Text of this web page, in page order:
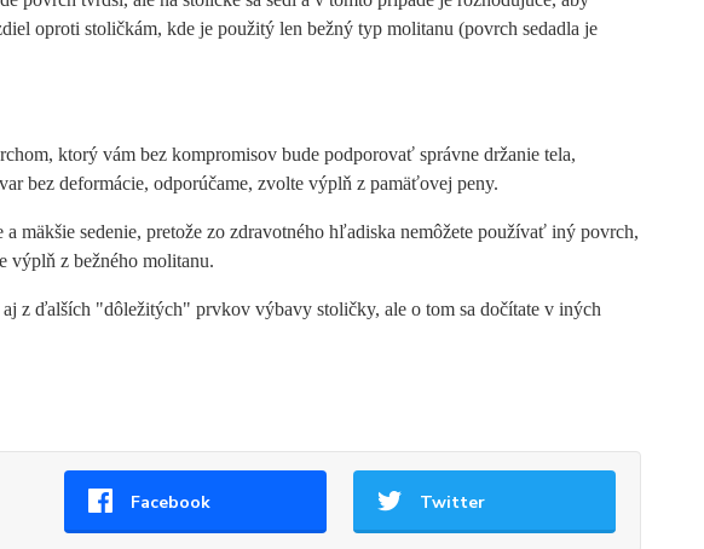
oproti stoličkám, kde je použitý len bežný typ molitanu (povrch sedadla je
ktorý vám bez kompromisov bude podporovať správne držanie tela,
bez deformácie, odporúčame, zvolte výplň z pamäťovej peny.
mäkšie sedenie, pretože zo zdravotného hľadiska nemôžete používať iný povrch,
výplň z bežného molitanu.
z ďalších "dôležitých" prvkov výbavy stoličky, ale o tom sa dočítate v iných
Facebook Twitter